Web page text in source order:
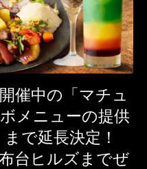
催中の「マチュ
メニューの提供
まで延長決定！
台ヒルズまでぜ